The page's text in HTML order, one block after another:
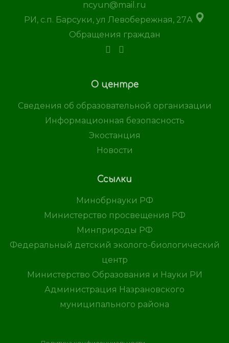
О центре
Сведения об образовательной организации
Информационная безопасность
Экостанция
Новости
Ссылки
Минобрнауки РФ
Министерство просвещения РФ
Минприроды РФ
Федеральный детский эколого-биологический
центр
Министерство Образования и Науки РИ
Администрация Назрановского
муниципального района
ncyun@mail.ru
РИ, с.п. Барсуки, ул Левобережная, 27А
Обращения граждан